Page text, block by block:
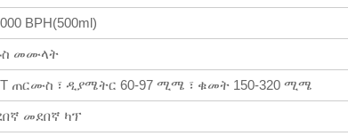
BPH(500ml)
መሙላት
ጠርሙስ ፣ ዲያሜትር 60-97 ሚሜ ፣ ቁመት 150-320 ሚሜ
መደበኛ ካፕ